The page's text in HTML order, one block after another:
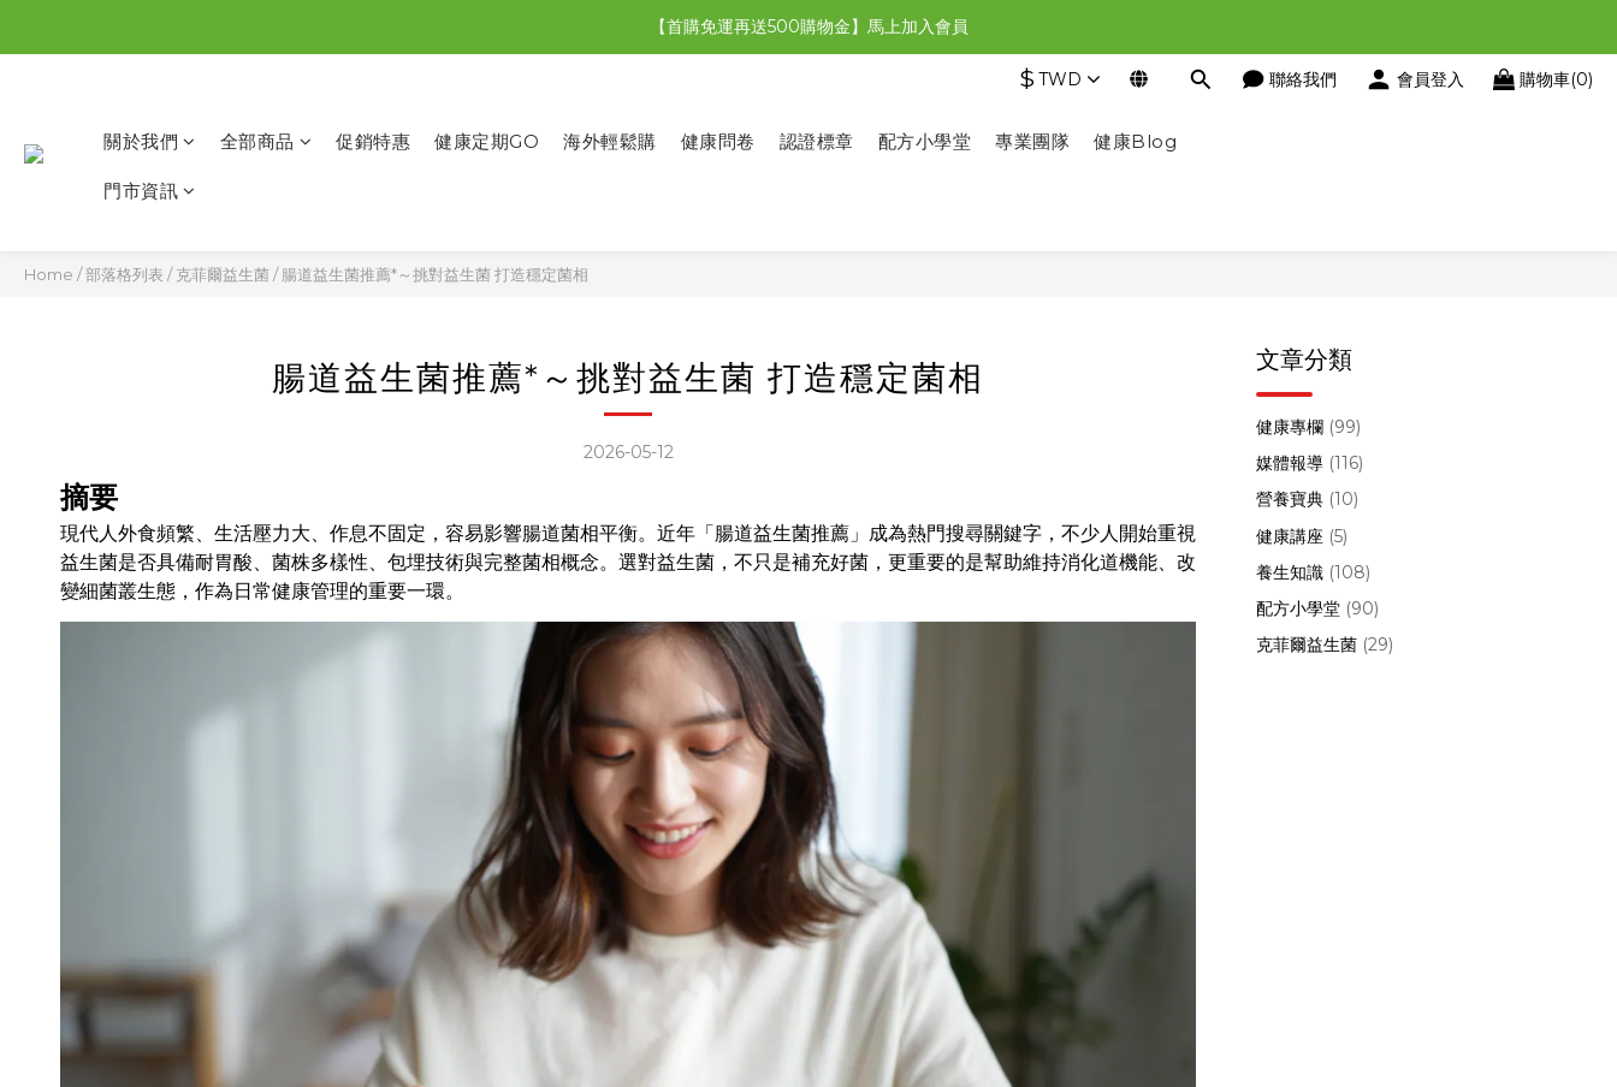
【限時特惠】全館滿1,000送500購物金！
【首購免運再送500購物金】馬上加入會員
$ TWD 聯絡我們 會員登入 購物車(0)
關於我們 全部商品 促銷特惠 健康定期GO 海外輕鬆購 健康問卷 認證標章 配方小學堂 專業團隊 健康Blog
門市資訊
Home /部落格列表 /克菲爾益生菌/腸道益生菌推薦*～挑對益生菌 打造穩定菌相
腸道益生菌推薦*～挑對益生菌 打造穩定菌相
2026-05-12
摘要
現代人外食頻繁、生活壓力大、作息不固定，容易影響腸道菌相平衡。近年「腸道益生菌推薦」成為熱門搜尋關鍵字，不少人開始重視
益生菌是否具備耐胃酸、菌株多樣性、包埋技術與完整菌相概念。選對益生菌，不只是補充好菌，更重要的是幫助維持消化道機能、改
變細菌叢生態，作為日常健康管理的重要一環。
文章分類
健康專欄 (99)
媒體報導 (116)
營養寶典 (10)
健康講座 (5)
養生知識 (108)
配方小學堂 (90)
克菲爾益生菌 (29)